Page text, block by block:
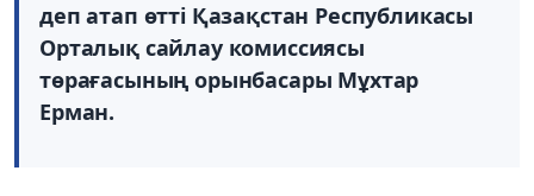
деп атап өтті Қазақстан Республикасы
Орталық сайлау комиссиясы
төрағасының орынбасары Мұхтар
Ерман.